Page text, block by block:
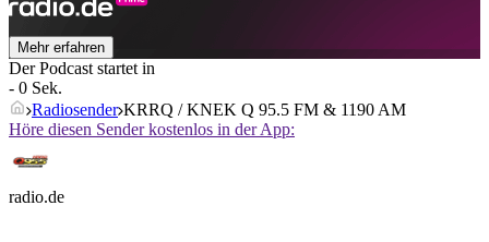
Mehr erfahren
Der Podcast startet in
- 0 Sek.
Radiosender KRRQ / KNEK Q 95.5 FM & 1190 AM
Höre diesen Sender kostenlos in der App:
radio.de